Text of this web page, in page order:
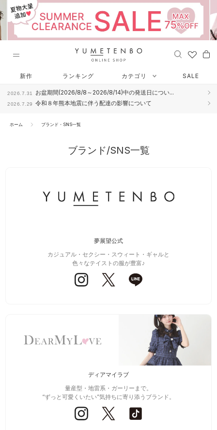
キ
ッ
プ
新作 ランキング カテゴリ SALE
2026.7.31 お盆期間(2026/8/8～2026/8/14)中の発送日につい...
2026.7.29 令和８年熊本地震に伴う配達の影響について
ホーム ブランド・SNS一覧
ブランド/SNS一覧
夢展望公式
カジュアル・セクシー・スウィート・ギャルと
色々なテイストの服が豊富♪
ディアマイラブ
量産型・地雷系・ガーリーまで。
“ずっと可愛くいたい”気持ちに寄り添うブランド。